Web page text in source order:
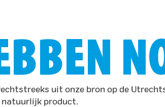
uit onze bron op de
natuurlijk product.